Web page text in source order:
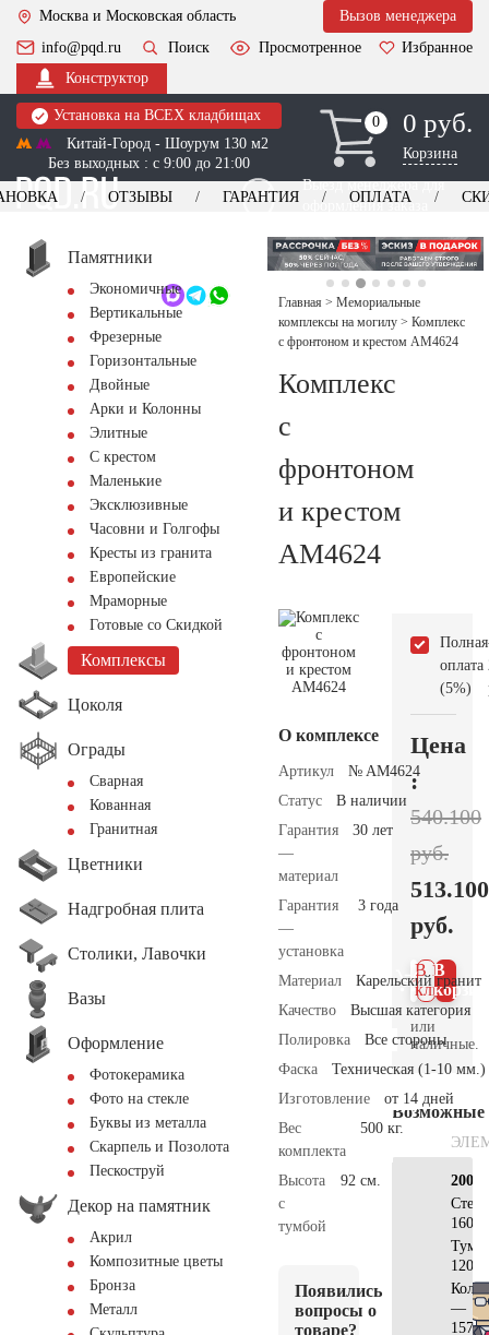
Москва и Московская область
Вызов менеджера
info@pqd.ru
Поиск Просмотренное
Избранное
Конструктор
Установка на ВСЕХ кладбищах
Китай-Город - Шоурум 130 м2
Без выходных : с 9:00 до 21:00
0
0 0 руб.
Корзина
Выезд менеджера для
оформления заказа
+7 (495) 518-44-23
Обратный звонок
ОТЗЫВЫ ГАРАНТИЯ ОПЛАТА
Памятники
Экономичные
Вертикальные
Фрезерные
Горизонтальные
Двойные
Арки и Колонны
Элитные
С крестом
Маленькие
Эксклюзивные
Часовни и Голгофы
Кресты из гранита
Европейские
Мраморные
Готовые со Скидкой
Комплексы
Цоколя
Ограды
Сварная
Кованная
Гранитная
Цветники
Надгробная плита
Столики, Лавочки
Вазы
Оформление
Фотокерамика
Фото на стекле
Буквы из металла
Скарпель и Позолота
Пескоструй
Декор на памятник
Акрил
Композитные цветы
Бронза
Металл
Главная > Мемориальные
комплексы на могилу > Комплекс
с фронтоном и крестом AM4624
Комплекс
с
фронтоном
и крестом
AM4624
О комплексе
Артикул
№ AM4624
Статус
В наличии
Гарантия
—
материал
30 лет
Гарантия
—
установка
3 года
Материал
Карельский гранит
Качество
Высшая категория
Полировка
Все стороны
Фаска
Техническая (1-10 мм.)
Изготовление
от 14 дней
Вес
комплекта
500 кг.
Высота
с
тумбой
92 см.
Появились
вопросы о
товаре?
Полная
оплата
(5%)
Цена
:
540.100
руб.
513.100
руб.
В
В 1
клик
или
наличные.
Возможные
—